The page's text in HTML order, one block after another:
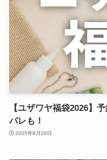
【ユザワヤ福袋2026】
バレも！
2025年8月20日